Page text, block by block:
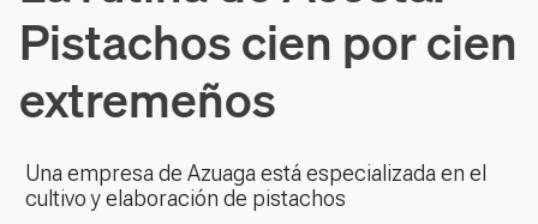
Pistachos cien por cien
extremeños
Una empresa de Azuaga está especializada en el
cultivo y elaboración de pistachos